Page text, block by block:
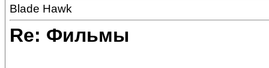
Blade Hawk
Re: Фильмы